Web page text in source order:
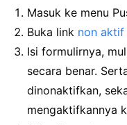
Masuk ke menu
Buka link non aktif
Isi formulirnya,
secara benar.
dinonaktifkan,
mengaktifkannya